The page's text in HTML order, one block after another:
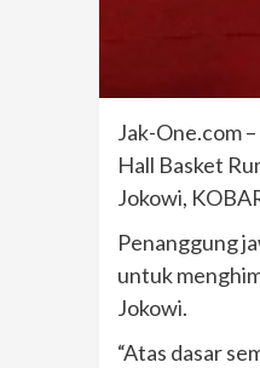
Jak-One.com
Hall Basket
Jokowi,
Penanggung
untuk
Jokowi.
“Atas dasar